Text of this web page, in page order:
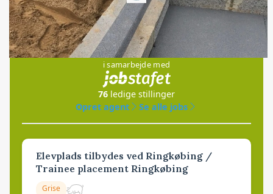
Jobs
i samarbejde med
76 ledige stillinger
Opret agent
Se alle jobs
Elevplads tilbydes ved Ringkøbing /
Trainee placement Ringkøbing
Grise